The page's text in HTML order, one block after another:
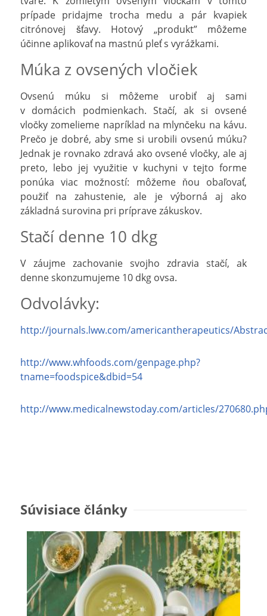
prípade pridajme trocha medu a pár kvapiek
citrónovej šťavy. Hotový „produkt” môžeme
účinne aplikovať na mastnú pleť s vyrážkami.
Múka z ovsených vločiek
Ovsenú múku si môžeme urobiť aj sami
v domácich podmienkach. Stačí, ak si ovsené
vločky zomelieme napríklad na mlynčeku na kávu.
Prečo je dobré, aby sme si urobili ovsenú múku?
Jednak je rovnako zdravá ako ovsené vločky, ale aj
preto, lebo jej využitie v kuchyni v tejto forme
ponúka viac možností: môžeme ňou obaľovať,
použiť na zahustenie, ale je výborná aj ako
základná surovina pri príprave zákuskov.
Stačí denne 10 dkg
V záujme zachovanie svojho zdravia stačí, ak
denne skonzumujeme 10 dkg ovsa.
Odvolávky:
http://journals.lww.com/americantherapeutics/
http://www.whfoods.com/genpage.php?
tname=foodspice&dbid=54
http://www.medicalnewstoday.com/articles/
Súvisiace články